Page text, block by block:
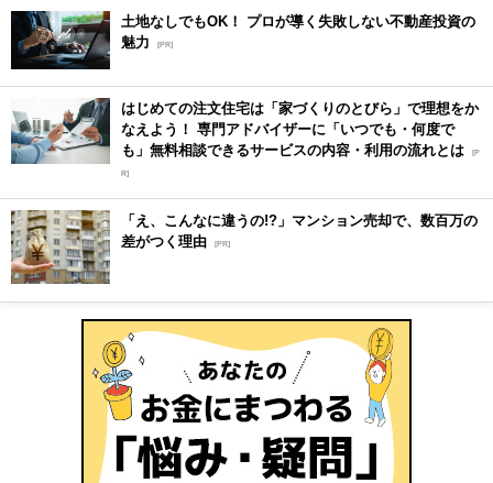
土地なしでもOK！ プロが導く失敗しない不動産投資の
魅力
[PR]
はじめての注文住宅は「家づくりのとびら」で理想をか
なえよう！ 専門アドバイザーに「いつでも・何度で
も」無料相談できるサービスの内容・利用の流れとは [P
R]
「え、こんなに違うの!?」マンション売却で、数百万の
差がつく理由 [PR]